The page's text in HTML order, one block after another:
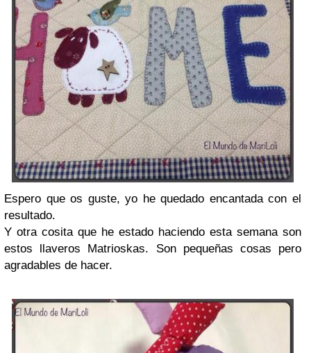
Espero que os guste, yo he quedado encantada con el
resultado.
Y otra cosita que he estado haciendo esta semana son
estos llaveros Matrioskas. Son pequeñas cosas pero
agradables de hacer.